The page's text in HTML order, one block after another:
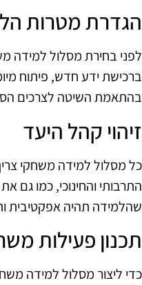
הגדרת מטרות
לפני בחירת מסלול למידה
ברכישת ידע חדש, פיתוח
בהתאמת השיטה לצרכים
זיהוי קהל היעד
כל מסלול למידה משחקי
התרבותי והחינוכי, כמו גם
שהלמידה תהיה אפקטיבית
תכנון פעילות
כדי ליצור מסלול למידה